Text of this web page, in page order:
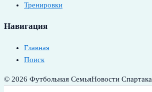
Тренировки
Навигация
Главная
Поиск
© 2026 Футбольная СемьяНовости Спартака